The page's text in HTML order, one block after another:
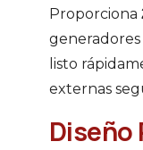
Proporciona
listo
externas
Diseño